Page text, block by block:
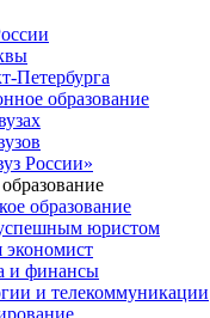
Петербурга
образование
России»
образование
юристом
экономист
и финансы
и телекоммуникации